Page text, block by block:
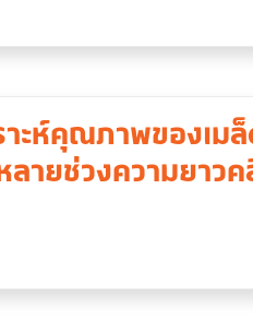
าะห์คุณภาพของเม
ายช่วงความยาวค